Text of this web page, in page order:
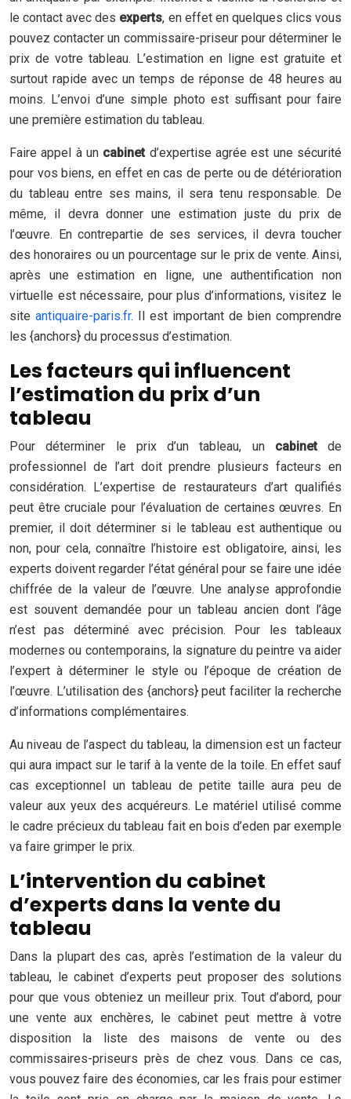
le contact avec des experts, en effet en quelques clics vous
pouvez contacter un commissaire-priseur pour déterminer le
prix de votre tableau. L’estimation en ligne est gratuite et
surtout rapide avec un temps de réponse de 48 heures au
moins. L’envoi d’une simple photo est suffisant pour faire
une première estimation du tableau.
Faire appel à un cabinet d’expertise agrée est une sécurité
pour vos biens, en effet en cas de perte ou de détérioration
du tableau entre ses mains, il sera tenu responsable. De
même, il devra donner une estimation juste du prix de
l’œuvre. En contrepartie de ses services, il devra toucher
des honoraires ou un pourcentage sur le prix de vente. Ainsi,
après une estimation en ligne, une authentification non
virtuelle est nécessaire, pour plus d’informations, visitez le
site antiquaire-paris.fr. Il est important de bien comprendre
les {anchors} du processus d’estimation.
Les facteurs qui influencent
l’estimation du prix d’un
tableau
Pour déterminer le prix d’un tableau, un cabinetde
professionnel de l’art doit prendre plusieurs facteurs en
considération. L’expertise de restaurateurs d’art qualifiés
peut être cruciale pour l’évaluation de certaines œuvres. En
premier, il doit déterminer si le tableau est authentique ou
non, pour cela, connaître l’histoire est obligatoire, ainsi, les
experts doivent regarder l’état général pour se faire une idée
chiffrée de la valeur de l’œuvre. Une analyse approfondie
est souvent demandée pour un tableau ancien dont l’âge
n’est pas déterminé avec précision. Pour les tableaux
modernes ou contemporains, la signature du peintre va aider
l’expert à déterminer le style ou l’époque de création de
l’œuvre. L’utilisation des {anchors} peut faciliter la recherche
d’informations complémentaires.
Au niveau de l’aspect du tableau, la dimension est un facteur
qui aura impact sur le tarif à la vente de la toile. En effet sauf
cas exceptionnel un tableau de petite taille aura peu de
valeur aux yeux des acquéreurs. Le matériel utilisé comme
le cadre précieux du tableau fait en bois d’eden par exemple
va faire grimper le prix.
L’intervention du cabinet
d’experts dans la vente du
tableau
Dans la plupart des cas, après l’estimation de la valeur du
tableau, le cabinet d’experts peut proposer des solutions
pour que vous obteniez un meilleur prix. Tout d’abord, pour
une vente aux enchères, le cabinet peut mettre à votre
disposition la liste des maisons de vente ou des
commissaires-priseurs près de chez vous. Dans ce cas,
vous pouvez faire des économies, car les frais pour estimer